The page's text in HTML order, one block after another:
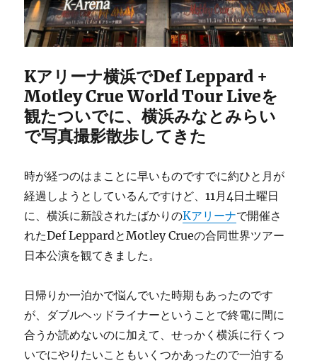
Kアリーナ横浜でDef Leppard +
Motley Crue World Tour Liveを
観たついでに、横浜みなとみらい
で写真撮影散歩してきた
時が経つのはまことに早いものですでに約ひと月が
経過しようとしているんですけど、11月4日土曜日
に、横浜に新設されたばかりのKアリーナで開催さ
れたDef LeppardとMotley Crueの合同世界ツアー
日本公演を観てきました。
日帰りか一泊かで悩んでいた時期もあったのです
が、ダブルヘッドライナーということで終電に間に
合うか読めないのに加えて、せっかく横浜に行くつ
いでにやりたいこともいくつかあったので一泊する